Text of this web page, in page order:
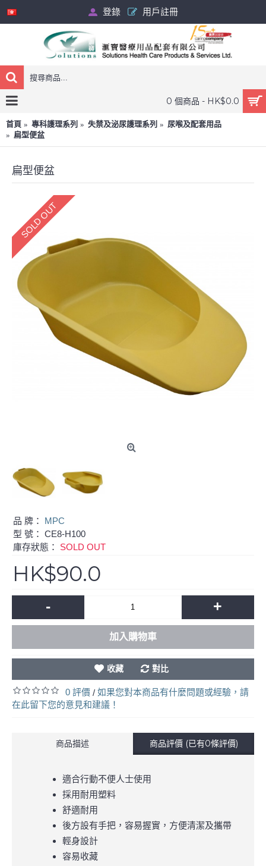
登錄 用戶註冊
0 個商品 - HK$0.0
首頁 專科護理系列 失禁及泌尿護理系列
尿喉及配套用品
扁型便盆
扁型便盆
SOLD OUT
品 牌： MPC
型 號： CE8-H100
庫存狀態： SOLD OUT
HK$90.0
- +
加入購物車
收藏 對比
0 評價 / 如果您對本商品有什麼問題或經驗，請
在此留下您的意見和建議！
商品描述 商品評價 (已有0條評價)
適合行動不便人士使用
採用耐用塑料
舒適耐用
後方設有手把，容易握實，方便清潔及攜帶
輕身設計
容易收藏